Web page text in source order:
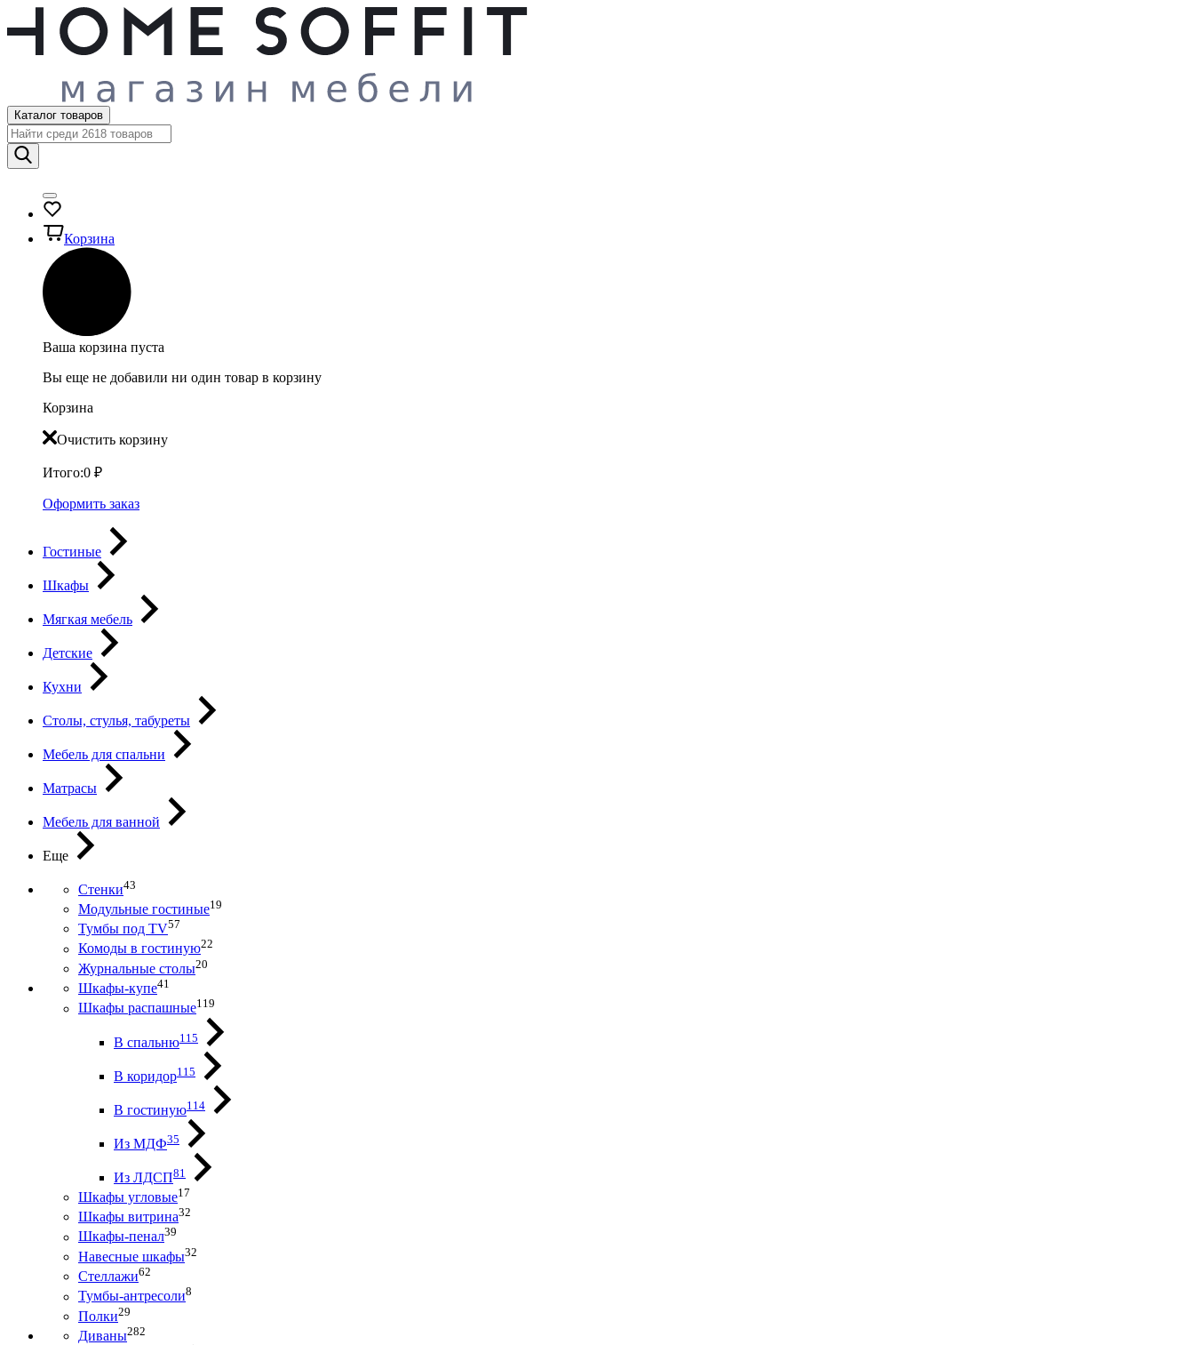
Каталог товаров
Корзина
Ваша корзина пуста
Вы еще не добавили ни один товар в корзину
Корзина
Очистить корзину
Итого:0 ₽
Оформить заказ
Гостиные
Шкафы
Мягкая мебель
Детские
Кухни
Столы, стулья, табуреты
Мебель для спальни
Матрасы
Мебель для ванной
Еще
Стенки43
Модульные гостиные19
Тумбы под ТV57
Комоды в гостиную22
Журнальные столы20
Шкафы-купе41
Шкафы распашные119
В спальню115
В коридор115
В гостиную114
Из МДФ35
Из ЛДСП81
Шкафы угловые17
Шкафы витрина32
Шкафы-пенал39
Навесные шкафы32
Стеллажи62
Тумбы-антресоли8
Полки29
Диваны282